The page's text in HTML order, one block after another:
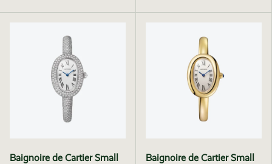
Baignoire de Cartier Small
Baignoire de Cartier Small